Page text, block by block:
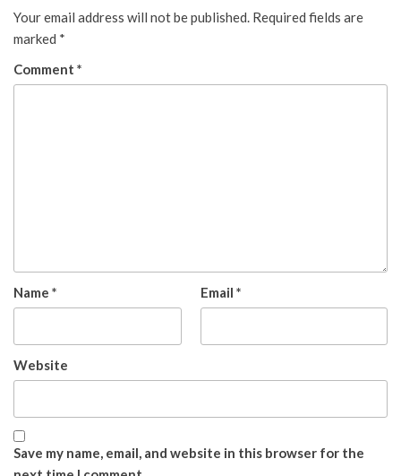
Your email address will not be published. Required fields are
marked *
Comment *
Name * Email *
Website
Save my name, email, and website in this browser for the